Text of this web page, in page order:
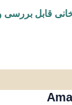
قابل بررسی